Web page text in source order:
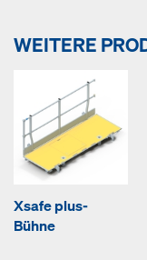
WEITERE
Xsafe plus-
Bühne